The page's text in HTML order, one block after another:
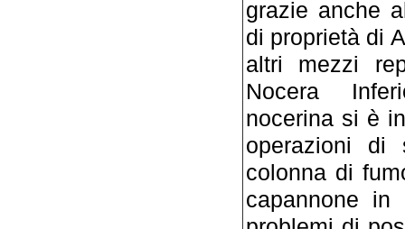
grazie anche
di proprietà di
altri mezzi
Nocera
nocerina si è
operazioni di
colonna di
capannone in